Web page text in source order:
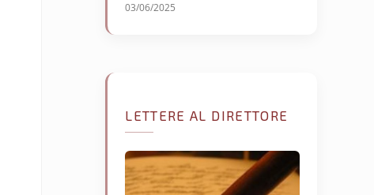
03/06/2025
LETTERE AL DIRETTORE